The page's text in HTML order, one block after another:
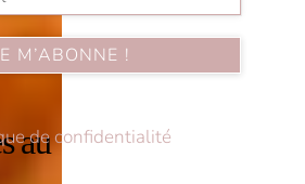
au
de confidentialité